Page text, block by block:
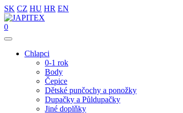
SK CZ HU HR EN
0
Chlapci
0-1 rok
Body
Čepice
Dětské punčochy a ponožky
Dupačky a Půldupačky
Jiné doplňky